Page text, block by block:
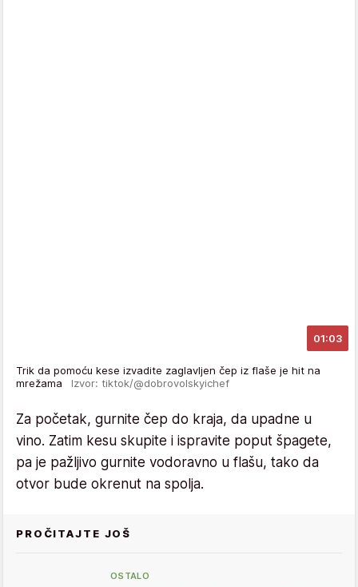
01:03
Trik da pomoću kese izvadite zaglavljen čep iz flaše je hit na
mrežama Izvor: tiktok/@dobrovolskyichef
Za početak, gurnite čep do kraja, da upadne u
vino. Zatim kesu skupite i ispravite poput špagete,
pa je pažljivo gurnite vodoravno u flašu, tako da
otvor bude okrenut na spolja.
PROČITAJTE JOŠ
OSTALO